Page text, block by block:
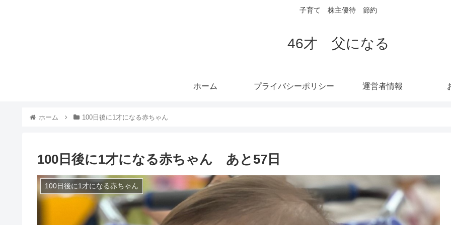
子育て 株主優待 節約
46才 父になる
ホーム プライバシーポリシー 運営者情報
ホーム 100日後に1才になる赤ちゃん
100日後に1才になる赤ちゃん あと57日
100日後に1才になる赤ちゃん